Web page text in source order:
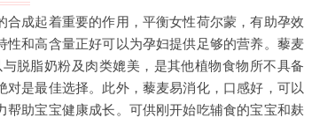
成起着重要的作用，平衡女性荷尔蒙，有助孕效
和高含量正好可以为孕妇提供足够的营养。藜麦
脱脂奶粉及肉类媲美，是其他植物食物所不具备
是最佳选择。此外，藜麦易消化，口感好，可以
助宝宝健康成长。可供刚开始吃辅食的宝宝和麸